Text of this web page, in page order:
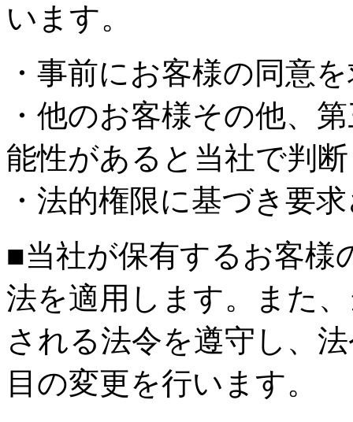
います。
・事前にお客様の同意
・他のお客様その他、
能性があると当社で判
・法的権限に基づき要
■当社が保有するお客様
法を適用します。また
される法令を遵守し、
目の変更を行います。